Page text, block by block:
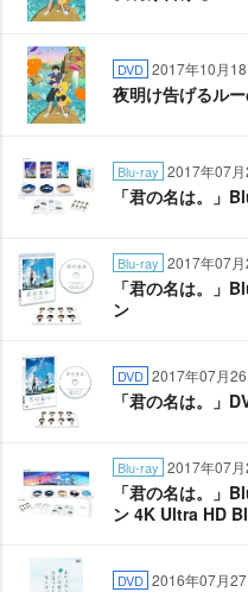
DVD 2017年10月
夜明け告げるル
Blu-ray 2017年07
「君の名は。」
Blu-ray 2017年07
「君の名は。」
ン
DVD 2017年07月
「君の名は。」
Blu-ray 2017年07
「君の名は。」
ン 4K Ultra HD
DVD 2016年07月